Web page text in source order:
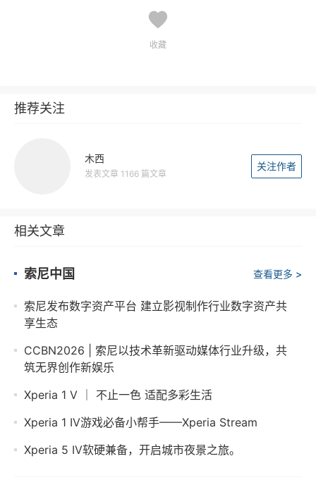
收藏
推荐关注
木西
发表文章 1166 篇文章
关注作者
相关文章
索尼中国 查看更多 >
索尼发布数字资产平台 建立影视制作行业数字资产共
享生态
CCBN2026 | 索尼以技术革新驱动媒体行业升级，共
筑无界创作新娱乐
Xperia 1 V ｜ 不止一色 适配多彩生活
Xperia 1 IV游戏必备小帮手——Xperia Stream
Xperia 5 IV软硬兼备，开启城市夜景之旅。